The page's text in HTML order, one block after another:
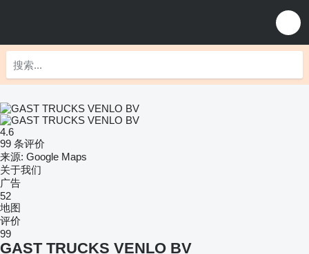
4.6
99 条评价
来源: Google Maps
关于我们
广告
52
地图
评价
99
GAST TRUCKS VENLO BV